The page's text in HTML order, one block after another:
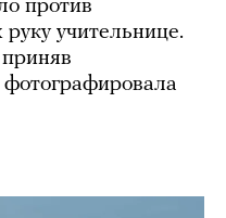
против
учительнице.
фотографировала